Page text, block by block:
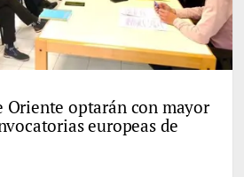
Oriente optarán con mayor
europeas de